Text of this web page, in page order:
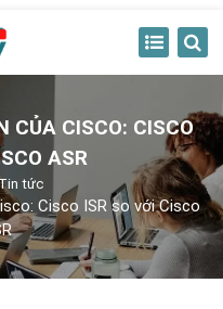
CỦA CISCO: CISCO
ASR
tức
Cisco ISR so với Cisco